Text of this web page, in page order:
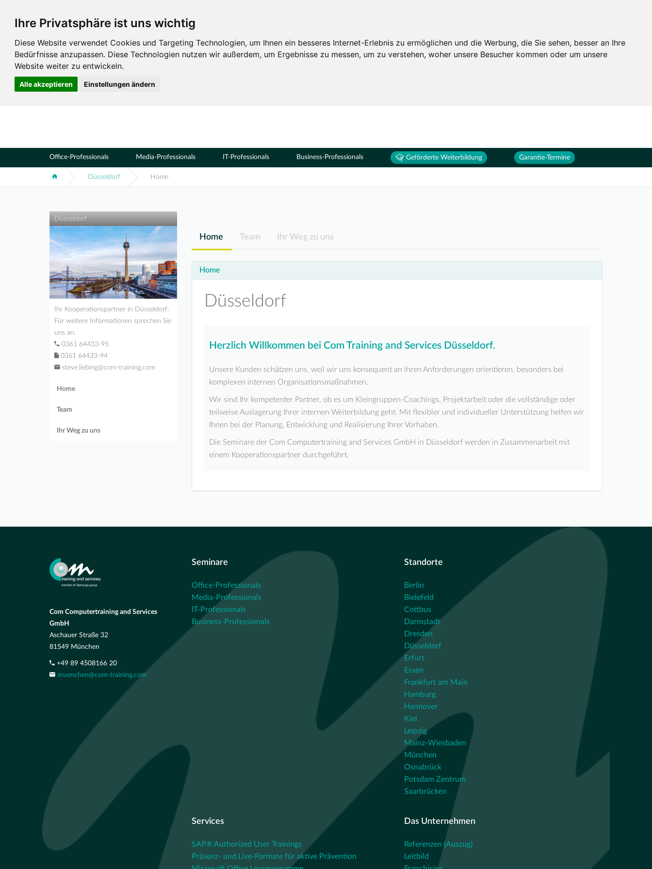
Ihre Privatsphäre ist uns wichtig
Diese Website verwendet Cookies und Targeting Technologien, um Ihnen ein besseres Internet-Erlebnis zu ermöglichen und die Werbung, die Sie sehen, besser an Ihre
Bedürfnisse anzupassen. Diese Technologien nutzen wir außerdem, um Ergebnisse zu messen, um zu verstehen, woher unsere Besucher kommen oder um unsere
Website weiter zu entwickeln.
Alle akzeptieren Einstellungen ändern
Standorte
Düsseldorf
Office-Professionals Media-Professionals IT-Professionals Business-Professionals Geförderte Weiterbildung Garantie-Termine
Düsseldorf Home
Home Team Ihr Weg zu uns
Home
Düsseldorf
Herzlich Willkommen bei Com Training and Services Düsseldorf.
Unsere Kunden schätzen uns, weil wir uns konsequent an ihren Anforderungen orientieren, besonders bei
komplexen internen Organisationsmaßnahmen.
Wir sind Ihr kompetenter Partner, ob es um Kleingruppen-Coachings, Projektarbeit oder die vollständige oder
teilweise Auslagerung Ihrer internen Weiterbildung geht. Mit flexibler und individueller Unterstützung helfen wir
Ihnen bei der Planung, Entwicklung und Realisierung Ihrer Vorhaben.
Die Seminare der Com Computertraining and Services GmbH in Düsseldorf werden in Zusammenarbeit mit
einem Kooperationspartner durchgeführt.
Düsseldorf
Ihr Kooperationspartner in Düsseldorf.
Für weitere Informationen sprechen Sie
uns an.
0361 64433-95
0361 64433-94
steve.liebing@com-training.com
Home
Team
Ihr Weg zu uns
Com Computertraining and Services
GmbH
Aschauer Straße 32
81549 München
+49 89 4508166 20
muenchen@com-training.com
Seminare
Office-Professionals
Media-Professionals
IT-Professionals
Business-Professionals
Standorte
Berlin
Bielefeld
Cottbus
Darmstadt
Dresden
Düsseldorf
Erfurt
Essen
Frankfurt am Main
Hamburg
Hannover
Kiel
Leipzig
Mainz-Wiesbaden
München
Osnabrück
Potsdam Zentrum
Saarbrücken
Services
SAP® Authorized User Trainings
Präsenz- und Live-Formate für aktive Prävention
Das Unternehmen
Referenzen (Auszug)
Leitbild